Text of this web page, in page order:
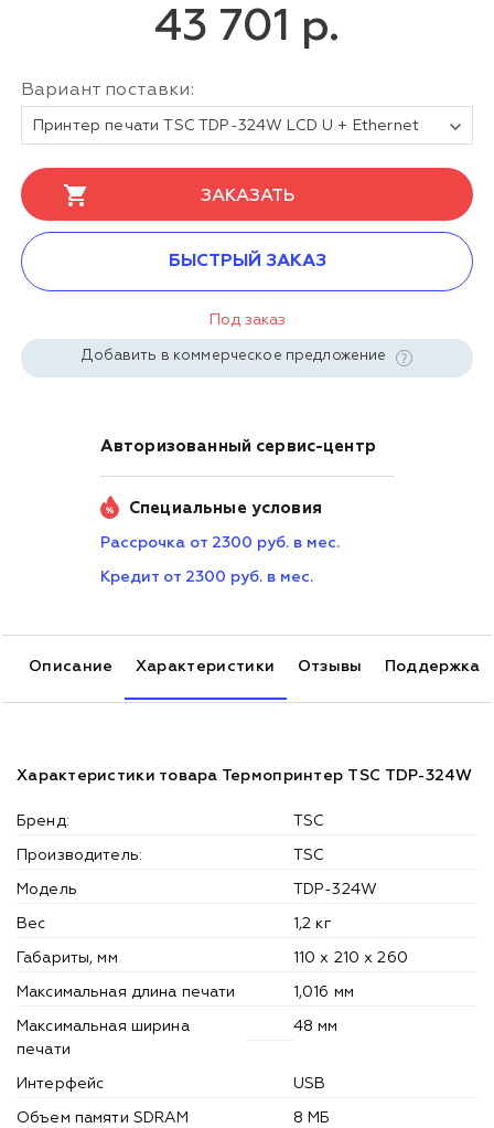
43 701 р.
Вариант поставки:
Принтер печати TSC TDP-324W LCD U + Ethernet
ЗАКАЗАТЬ
БЫСТРЫЙ ЗАКАЗ
Под заказ
Добавить в коммерческое предложение
Авторизованный сервис-центр
Специальные условия
Рассрочка от 2300 руб. в мес.
Кредит от 2300 руб. в мес.
Описание Характеристики Отзывы Поддержка
Характеристики товара Термопринтер TSC TDP-324W
Бренд: TSC
Производитель: TSC
Модель TDP-324W
Вес 1,2 кг
Габариты, мм 110 x 210 x 260
Максимальная длина печати 1,016 мм
Максимальная ширина
печати
48 мм
Интерфейс USB
Объем памяти SDRAM 8 МБ